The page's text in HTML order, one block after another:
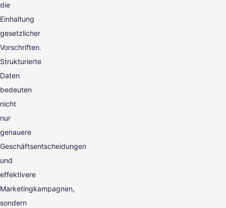
die
Einhaltung
gesetzlicher
Vorschriften.
Strukturierte
Daten
bedeuten
nicht
nur
genauere
Geschäftsentscheidungen
und
effektivere
Marketingkampagnen,
sondern